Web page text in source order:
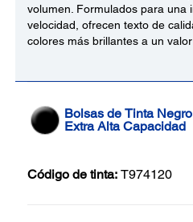
volumen. Formulados para una
velocidad, ofrecen texto de
colores más brillantes a un valor
Bolsas de Tinta
Extra Alta Capacidad
Código de tinta: T974120